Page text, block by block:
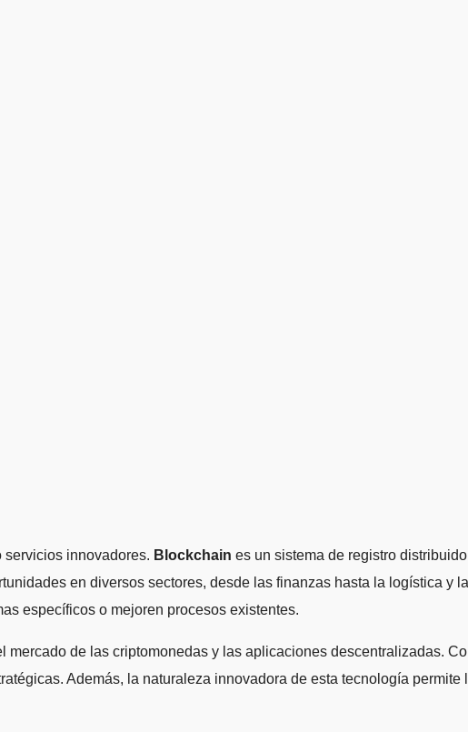
servicios innovadores. Blockchain es un sistema de registro distribuido
en diversos sectores, desde las finanzas hasta la logística y la
específicos o mejoren procesos existentes.
de las criptomonedas y las aplicaciones descentralizadas.
Además, la naturaleza innovadora de esta tecnología permite